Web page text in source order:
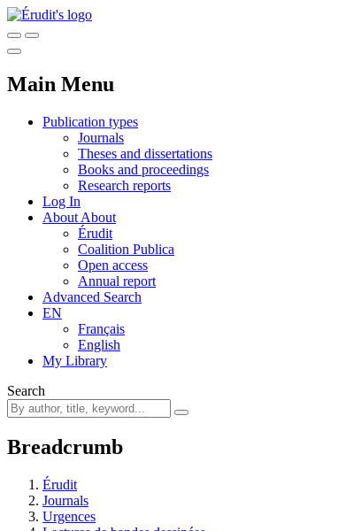
Main Menu
Publication types
Journals
Theses and dissertations
Books and proceedings
Research reports
Log In
About About
Érudit
Coalition Publica
Open access
Annual report
Advanced Search
EN
Français
English
My Library
Search
Breadcrumb
Érudit
Journals
Urgences